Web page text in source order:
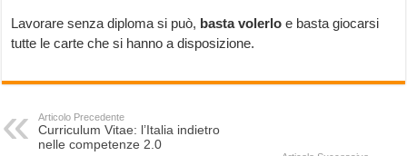
Lavorare senza diploma si può, basta volerlo e basta giocarsi
tutte le carte che si hanno a disposizione.
Articolo Precedente
Curriculum Vitae: l’Italia indietro
nelle competenze 2.0